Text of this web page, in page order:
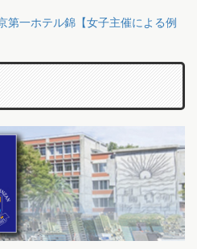
第一ホテル錦【女子主催による例